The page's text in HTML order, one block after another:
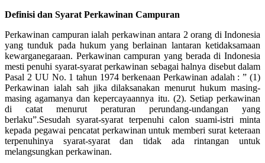
Definisi dan Syarat Perkawinan Campuran
Perkawinan campuran ialah perkawinan antara 2 orang di Indonesia
yang tunduk pada hukum yang berlainan lantaran ketidaksamaan
kewarganegaraan. Perkawinan campuran yang berada di Indonesia
mesti penuhi syarat-syarat perkawinan sebagai halnya disebut dalam
Pasal 2 UU No. 1 tahun 1974 berkenaan Perkawinan adalah : ” (1)
Perkawinan ialah sah jika dilaksanakan menurut hukum masing-
masing agamanya dan kepercayaannya itu. (2). Setiap perkawinan
di catat menurut peraturan perundang-undangan yang
berlaku”.Sesudah syarat-syarat terpenuhi calon suami-istri minta
kepada pegawai pencatat perkawinan untuk memberi surat keteraan
terpenuhinya syarat-syarat dan tidak ada rintangan untuk
melangsungkan perkawinan.